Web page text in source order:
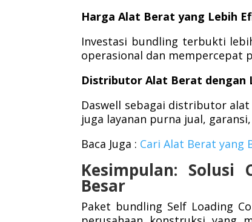
Harga Alat Berat yang Lebih
Investasi bundling terbukti
operasional dan mempercepat
Distributor Alat Berat dengan
Daswell sebagai distributor
juga layanan purna jual,
Baca Juga : Cari Alat Berat yang
Kesimpulan:
Besar
Paket bundling Self Loading